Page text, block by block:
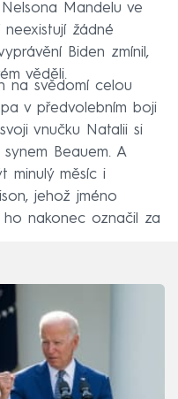
Mandelu ve
žádné
Biden zmínil,
věděli.
na svědomí celou
v předvolebním boji
vnučku Natalii si
Beauem. A
minulý měsíc i
jehož jméno
ho nakonec označil za